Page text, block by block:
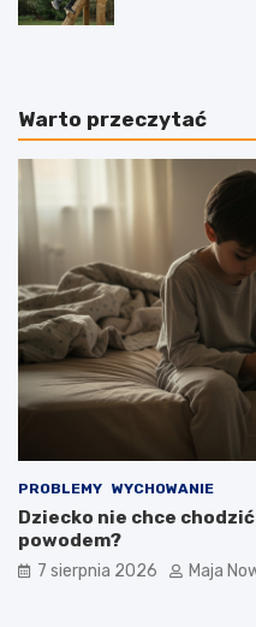
Warto przeczytać
PROBLEMY WYCHOWANIE
Dziecko nie chce chodzić
powodem?
7 sierpnia 2026 Maja